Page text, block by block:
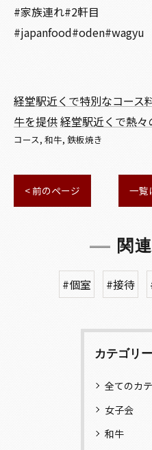
#家族連れ#2軒目
#japanfood#oden#wagyu
経堂駅近くで特別なコース
牛を提供経堂駅近くで熱々
コース 和牛 鉄板焼き
< 前のページ 一覧
関
#個室 #接待
カテゴリー
全てのカ
女子会
和牛